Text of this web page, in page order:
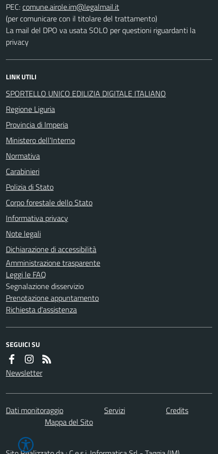
PEC:
(per comunicare con il titolare del trattamento)
La mail del DPO va usata SOLO per questioni riguardanti la
privacy
LINK UTILI
SPORTELLO UNICO EDILIZIA DIGITALE ITALIANO
Regione Liguria
Provincia di Imperia
Ministero dell'Interno
Normativa
Carabinieri
Polizia di Stato
Corpo forestale dello Stato
Informativa privacy
Note legali
Dichiarazione di accessibilità
Amministrazione trasparente
Leggi le FAQ
Segnalazione disservizio
Prenotazione appuntamento
Richiesta d'assistenza
SEGUICI SU
Newsletter
Dati monitoraggio Servizi
Credits
Mappa del Sito